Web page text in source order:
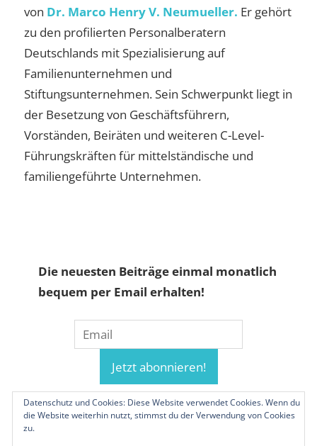
von Dr. Marco Henry V. Neumueller. Er gehört
zu den profilierten Personalberatern
Deutschlands mit Spezialisierung auf
Familienunternehmen und
Stiftungsunternehmen. Sein Schwerpunkt liegt in
der Besetzung von Geschäftsführern,
Vorständen, Beiräten und weiteren C-Level-
Führungskräften für mittelständische und
familiengeführte Unternehmen.
Die neuesten Beiträge einmal monatlich
bequem per Email erhalten!
Datenschutz und Cookies: Diese Website verwendet Cookies. Wenn du
die Website weiterhin nutzt, stimmst du der Verwendung von Cookies
zu.